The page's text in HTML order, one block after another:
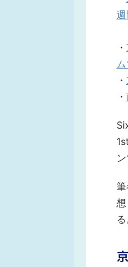
週
・
・
・
る